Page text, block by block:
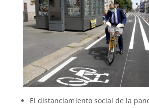
El distanciamiento social de la